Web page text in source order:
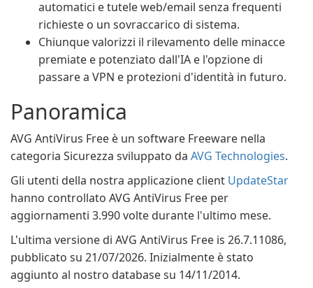
automatici e tutele web/email senza frequenti
richieste o un sovraccarico di sistema.
Chiunque valorizzi il rilevamento delle minacce
premiate e potenziato dall'IA e l'opzione di
passare a VPN e protezioni d'identità in futuro.
Panoramica
AVG AntiVirus Free è un software Freeware nella
categoria Sicurezza sviluppato da AVG Technologies.
Gli utenti della nostra applicazione client UpdateStar
hanno controllato AVG AntiVirus Free per
aggiornamenti 3.990 volte durante l'ultimo mese.
L'ultima versione di AVG AntiVirus Free is 26.7.11086,
pubblicato su 21/07/2026. Inizialmente è stato
aggiunto al nostro database su 14/11/2014.